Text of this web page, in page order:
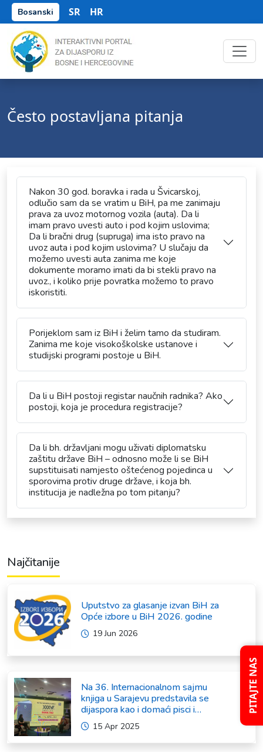
Bosanski SR HR
PITAJTE NAS
Često postavljana pitanja
Nakon 30 god. boravka i rada u Švicarskoj,
odlučio sam da se vratim u BiH, pa me zanimaju
prava za uvoz motornog vozila (auta). Da li
imam pravo uvesti auto i pod kojim uslovima;
Da li bračni drug (supruga) ima isto pravo na
uvoz auta i pod kojim uslovima? U slučaju da
možemo uvesti auta zanima me koje
dokumente moramo imati da bi stekli pravo na
uvoz., i koliko prije povratka možemo to pravo
iskoristiti.
Porijeklom sam iz BiH i želim tamo da studiram.
Zanima me koje visokoškolske ustanove i
studijski programi postoje u BiH.
Da li u BiH postoji registar naučnih radnika? Ako
postoji, koja je procedura registracije?
Da li bh. državljani mogu uživati diplomatsku
zaštitu države BiH – odnosno može li se BiH
supstituisati namjesto oštećenog pojedinca u
sporovima protiv druge države, i koja bh.
institucija je nadležna po tom pitanju?
Najčitanije
Uputstvo za glasanje izvan BiH za
Opće izbore u BiH 2026. godine
19 Jun 2026
Na 36. Internacionalnom sajmu
knjiga u Sarajevu predstavila se
dijaspora kao i domaći pisci i
umjetnici
15 Apr 2025